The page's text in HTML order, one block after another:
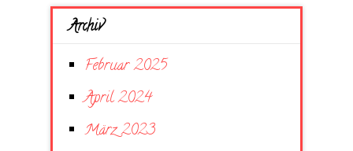
Archiv
Februar 2025
April 2024
März 2023